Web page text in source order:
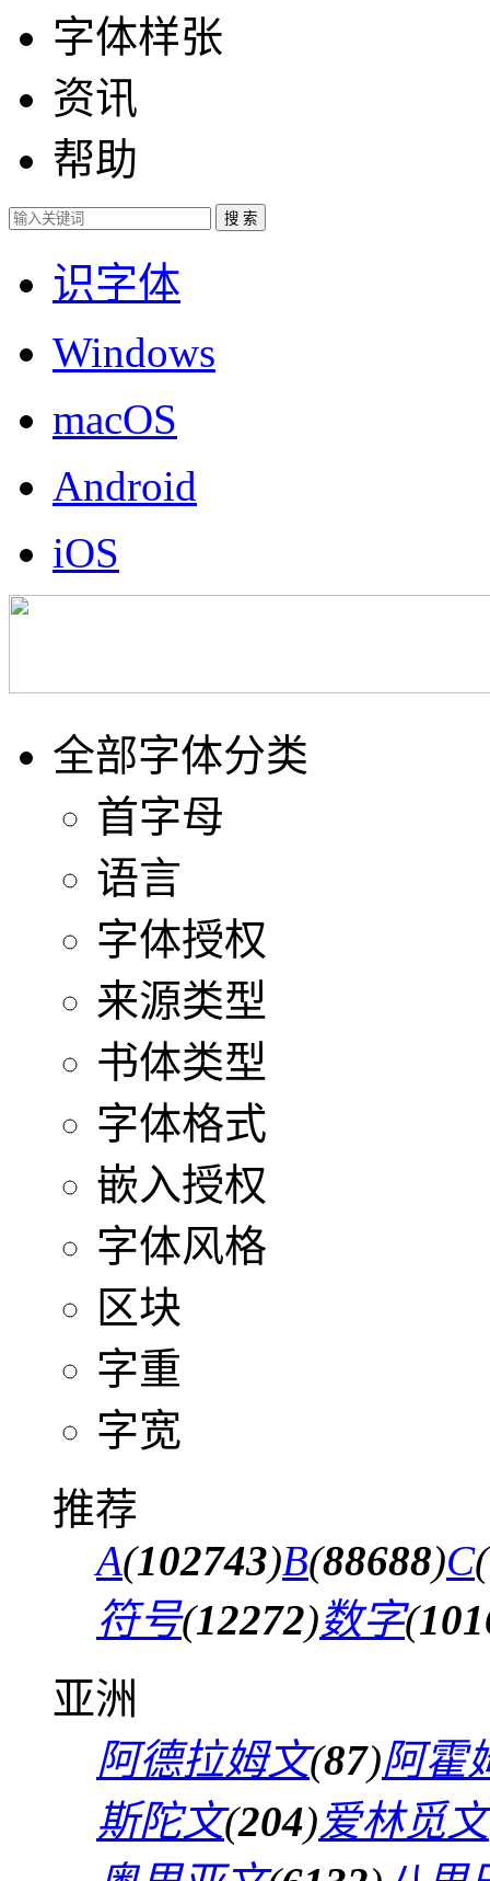
字体样张
资讯
帮助
识字体
Windows
macOS
Android
iOS
全部字体分类
首字母
语言
字体授权
来源类型
书体类型
字体格式
嵌入授权
字体风格
区块
字重
字宽
推荐
A(102743)B(88688)C(
符号(12272)数字(
亚洲
阿德拉姆文(87)阿霍
斯陀文(204)爱林觅文